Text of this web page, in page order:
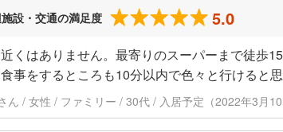
設・交通の満足度 5.0
くはありません。最寄りのスーパーまで徒歩
事をするところも10分以内で色々と行けると
ん / 女性 / ファミリー / 30代 / 入居予定（2022年3月10